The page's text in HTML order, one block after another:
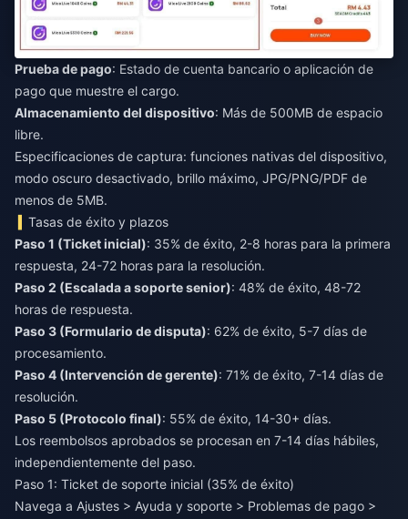
Prueba de pago: Estado de cuenta bancario o aplicación de
pago que muestre el cargo.
Almacenamiento del dispositivo: Más de 500MB de espacio
libre.
Especificaciones de captura: funciones nativas del dispositivo,
modo oscuro desactivado, brillo máximo, JPG/PNG/PDF de
menos de 5MB.
Tasas de éxito y plazos
Paso 1 (Ticket inicial): 35% de éxito, 2-8 horas para la primera
respuesta, 24-72 horas para la resolución.
Paso 2 (Escalada a soporte senior): 48% de éxito, 48-72
horas de respuesta.
Paso 3 (Formulario de disputa): 62% de éxito, 5-7 días de
procesamiento.
Paso 4 (Intervención de gerente): 71% de éxito, 7-14 días de
resolución.
Paso 5 (Protocolo final): 55% de éxito, 14-30+ días.
Los reembolsos aprobados se procesan en 7-14 días hábiles,
independientemente del paso.
Paso 1: Ticket de soporte inicial (35% de éxito)
Navega a Ajustes > Ayuda y soporte > Problemas de pago >